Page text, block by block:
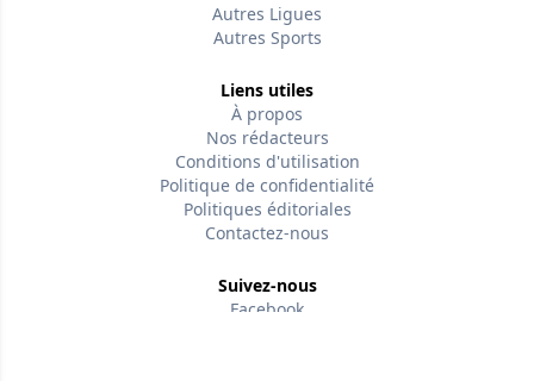
Autres Ligues
Autres Sports
Liens utiles
À propos
Nos rédacteurs
Conditions d'utilisation
Politique de confidentialité
Politiques éditoriales
Contactez-nous
Suivez-nous
Facebook